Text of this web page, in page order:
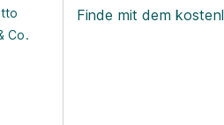
Co.
Finde mit dem